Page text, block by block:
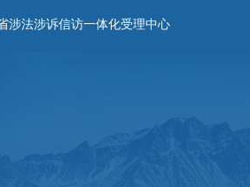
涉法涉诉信访一体化受理中心